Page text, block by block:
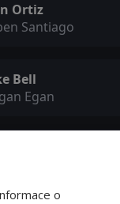
Ortiz
Santiago
Bell
Egan
o